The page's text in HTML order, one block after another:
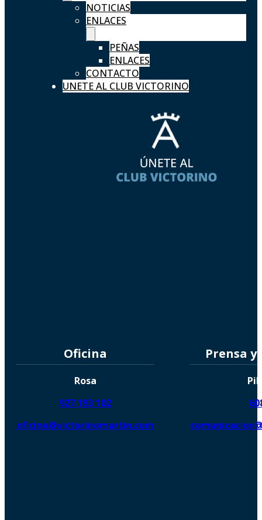
NOTICIAS
ENLACES
PEÑAS
ENLACES
CONTACTO
UNETE AL CLUB VICTORINO
Oficina
Rosa
927 193 102
oficina@victorinomartin.com
Prensa